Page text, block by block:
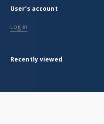
User's account
Log in
Recently viewed